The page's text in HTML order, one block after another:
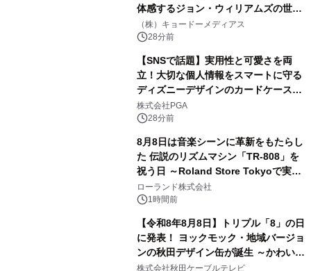
体感するジョン・ウィリアムズの世
界。ジョン・ウィリアムズ：シネマ・
スペクタキュラー・コンサート 開催決
（株）キョードーメディアス
28分前
【SNSで話題】実用性と可愛さを両
立！大切な個人情報をスマートに守る
ディズニーデザインのカードケースを
株式会社PGAが8月7日発売
株式会社PGA
28分前
8月8日は音楽シーンに革新をもたらし
た 伝説のリズムマシン「TR-808」を
祝う日 ～Roland Store Tokyoで実機
を展示しての 記念キャンペーンを開
催 英国ラジオ「NTS」の 特別プログ
アーティストを フィーチャーしたアニ
メーションを公開～
ローランド株式会社
1時間前
【令和8年8月8日】トリプル「8」の日
に発表！ ヨックモック・地域バージョ
ンの秋田デザイン缶が誕生 ～かわいい
秋田犬の子犬と秋田の四季と名所を巡
株式会社秋田ケーブルテレビ